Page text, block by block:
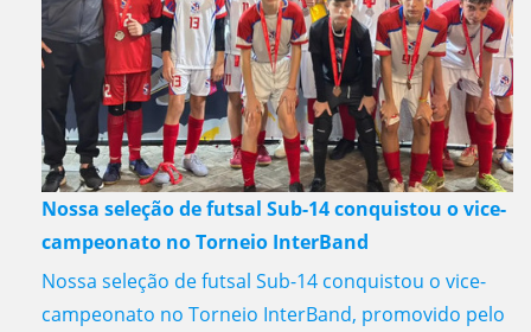
Nossa seleção de futsal Sub-14 conquistou o vice-
campeonato no Torneio InterBand
Nossa seleção de futsal Sub-14 conquistou o vice-
campeonato no Torneio InterBand, promovido pelo